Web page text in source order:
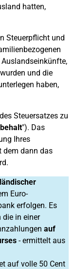
hatten,
Steuerpflicht und
und die
haben,
Steuersatzes zu
"). Das
Ihres
dem dann das
Euro-
erfolgen. Es
in einer
auf
- ermittelt aus
auf volle 50 Cent